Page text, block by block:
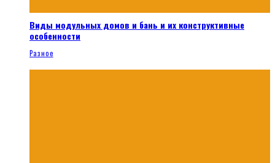
Виды модульных домов и бань и их конструктивные
особенности
Разное